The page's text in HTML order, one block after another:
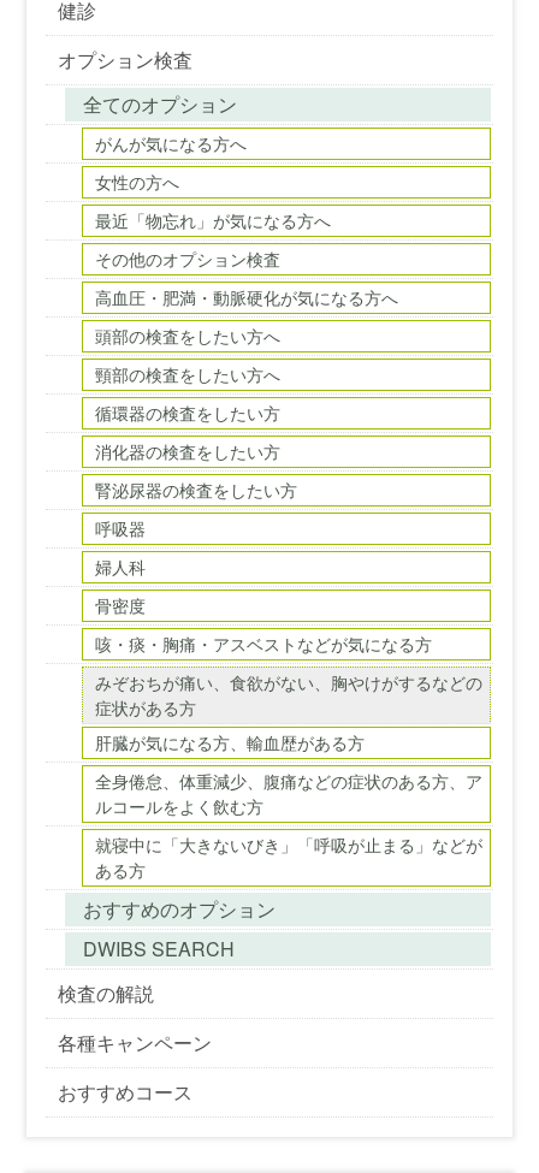
健診
オプション検査
全てのオプション
がんが気になる方へ
女性の方へ
最近「物忘れ」が気になる方へ
その他のオプション検査
高血圧・肥満・動脈硬化が気になる方へ
頭部の検査をしたい方へ
頸部の検査をしたい方へ
循環器の検査をしたい方
消化器の検査をしたい方
腎泌尿器の検査をしたい方
呼吸器
婦人科
骨密度
咳・痰・胸痛・アスベストなどが気になる方
みぞおちが痛い、食欲がない、胸やけがするなどの
症状がある方
肝臓が気になる方、輸血歴がある方
全身倦怠、体重減少、腹痛などの症状のある方、ア
ルコールをよく飲む方
就寝中に「大きないびき」「呼吸が止まる」などが
ある方
おすすめのオプション
DWIBS SEARCH
検査の解説
各種キャンペーン
おすすめコース